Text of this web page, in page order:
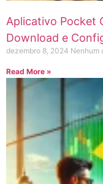
Aplicativo Pocket
Download e
dezembro 8, 2024 Nenhum
Read More »